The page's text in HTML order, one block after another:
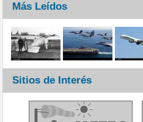
Más Leídos
Sitios de Interés